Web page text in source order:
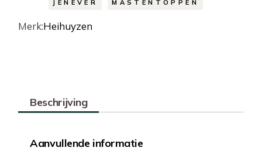
JENEVER MASTENTOPPEN
Merk:Heihuyzen
Beschrijving
Aanvullende informatie